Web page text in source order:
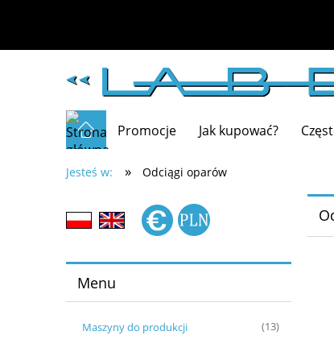
Promocje Jak kupować?
Jesteś w: » Odciągi oparów
Menu
Maszyny do produkcji (13)